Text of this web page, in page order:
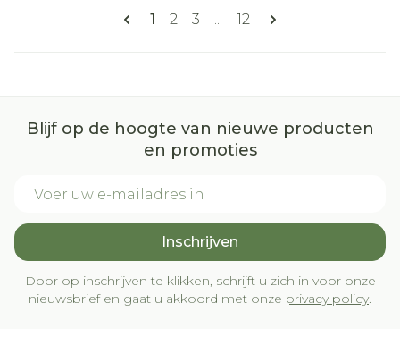
Pagina's
U lees momenteel pagina
1 Pagina
2 Pagina
3 ... Pagina
12
Blijf op de hoogte van nieuwe producten
en promoties
Inschrijven
Door op inschrijven te klikken, schrijft u zich in voor onze
nieuwsbrief en gaat u akkoord met onze privacy policy.